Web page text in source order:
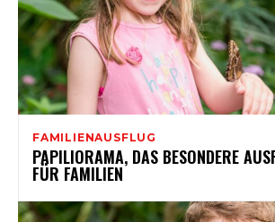
FAMILIENAUSFLUG
PAPILIORAMA, DAS BESONDERE
FÜR FAMILIEN